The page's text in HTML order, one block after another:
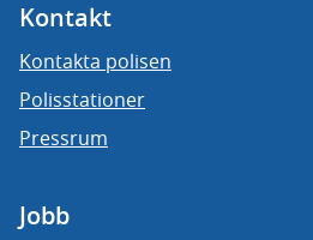
Kontakt
Kontakta polisen
Polisstationer
Pressrum
Jobb